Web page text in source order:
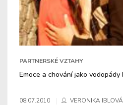
PARTNERSKÉ VZTAHY
Emoce a chování jako
08.07.2010 VERONIKA IBLOVÁ